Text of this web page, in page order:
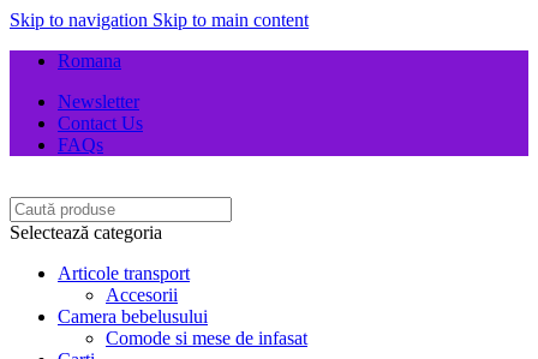
Skip to navigation Skip to main content
Romana
Newsletter
Contact Us
FAQs
Selectează categoria
Articole transport
Accesorii
Camera bebelusului
Comode si mese de infasat